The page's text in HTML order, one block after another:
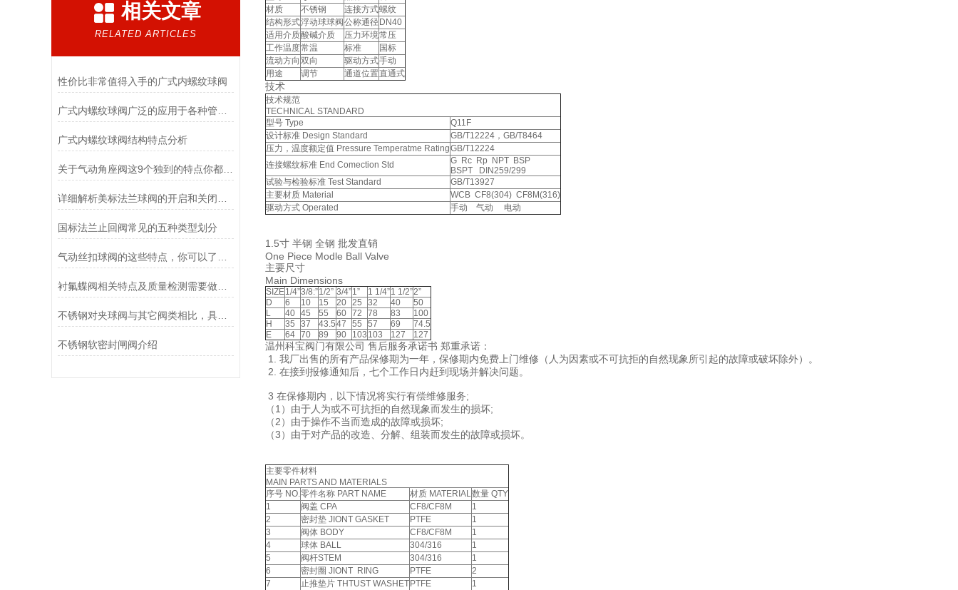
相关文章
RELATED ARTICLES
性价比非常值得入手的广式内螺纹球阀
广式内螺纹球阀结构特点分析
关于气动角座阀这9个独到的特点你都清楚吗？
国标法兰止回阀常见的五种类型划分
衬氟蝶阀相关特点及质量检测需要做的工作内容分析
不锈钢对夹球阀与其它阀类相比，具有哪些优点？
不锈钢软密封闸阀介绍
材质
不锈钢 连接方式螺纹
结构形式浮动球球阀 公称通径 DN40
适用介质酸碱介质 压力环境常压
工作温度常温 标准
国标
流动方向 双向 驱动方式手动
用途
调节 通道位置直通式
技术
技术规范
TECHNICAL STANDARD
型号 Type
Q11F
设计标准 Design Standard
GB/T12224，GB/T8464
压力，温度额定值 Pressure Temperatme RatingGB/T12224
连接螺纹标准 End Comection Std
G Rc Rp NPT BSP
BSPT DIN259/299
试验与检验标准 Test Standard
GB/T13927
主要材质 Material
WCB CF8(304) CF8M(316)
驱动方式 Operated
手动 气动 电动
1.5寸 半钢 全钢 批发直销
One Piece Modle Ball Valve
主要尺寸
Main Dimensions
SIZE1/4”3/8:”1/2” 3/4”1” 1 1/4”1 1/2”2”
D
6 10 15 20 25 32 40
50
L
40 45 55 60 72 78 83
100
H
35 37 43.547 55 57 69
74.5
E
64 70 89 90 103 103 127 127
温州科宝阀门有限公司 售后服务承诺书 郑重承诺：
1. 我厂出售的所有产品保修期为一年，保修期内免费上门维修（人为因素或不可抗拒的自然现象所引起的故障或破坏除外）。
2. 在接到报修通知后，七个工作日内赶到现场并解决问题。
3 在保修期内，以下情况将实行有偿维修服务;
（1）由于人为或不可抗拒的自然现象而发生的损坏;
（2）由于操作不当而造成的故障或损坏;
（3）由于对产品的改造、分解、组装而发生的故障或损坏。
主要零件材料
MAIN PARTS AND MATERIALS
序号 NO.零件名称 PART NAME 材质 MATERIAL数量 QTY
1
阀盖 CPA CF8/CF8M
1
2
密封垫 JIONT GASKET PTFE
1
3
阀体 BODY CF8/CF8M
1
4
球体 BALL 304/316
1
5
阀杆STEM 304/316
1
6
密封圈 JIONT RING PTFE
2
7
止推垫片 THTUST WASHET PTFE
1